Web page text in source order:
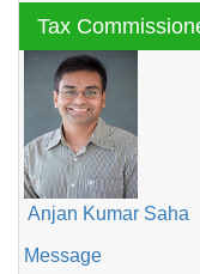
Tax
Anjan Kumar Saha
Message